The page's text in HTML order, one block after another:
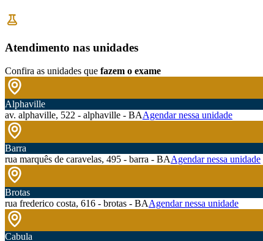
Atendimento nas unidades
Confira as unidades que fazem o exame
Alphaville
av. alphaville, 522 - alphaville - BAAgendar nessa unidade
Barra
rua marquês de caravelas, 495 - barra - BAAgendar nessa unidade
Brotas
rua frederico costa, 616 - brotas - BAAgendar nessa unidade
Cabula